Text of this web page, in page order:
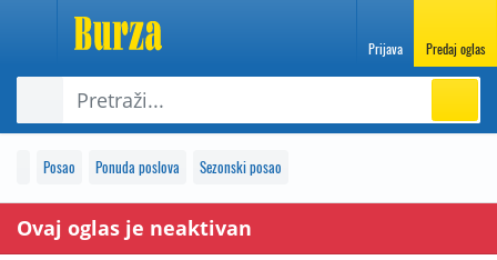
Prijava Predaj oglas
Posao Ponuda poslova Sezonski posao
Ovaj oglas je neaktivan